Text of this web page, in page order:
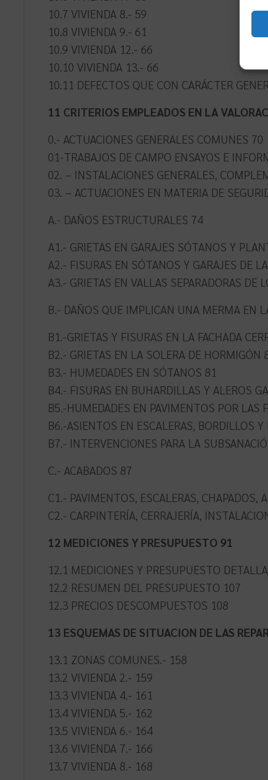
10.7 VIVIENDA 8.- 59
10.8 VIVIENDA 9.- 61
10.9 VIVIENDA 12.- 66
10.10 VIVIENDA 13.- 66
10.11 DEFECTOS QUE CON CARÁCTER
11 CRITERIOS EMPLEADOS EN LA
0.- ACTUACIONES GENERALES COMUNES 70
01-TRABAJOS DE CAMPO ENSAYOS E
02. – INSTALACIONES GENERALES,
03. – ACTUACIONES EN MATERIA DE
A.- DAÑOS ESTRUCTURALES 74
A1.- GRIETAS EN GARAJES SÓTANOS Y
A2.- FISURAS EN SÓTANOS Y GARAJES DE
A3.- GRIETAS EN VALLAS SEPARADORAS
B.- DAÑOS QUE IMPLICAN UNA MERMA EN
B1.-GRIETAS Y FISURAS EN LA FACHADA
B2.- GRIETAS EN LA SOLERA DE HORMIGÓN
B3.- HUMEDADES EN SÓTANOS 81
B4.- FISURAS EN BUHARDILLAS Y ALEROS
B5.-HUMEDADES EN PAVIMENTOS POR LAS
B6.-ASIENTOS EN ESCALERAS, BORDILLOS
B7.- INTERVENCIONES PARA LA
C.- ACABADOS 87
C1.- PAVIMENTOS, ESCALERAS, CHAPADOS,
C2.- CARPINTERÍA, CERRAJERÍA,
12 MEDICIONES Y PRESUPUESTO 91
12.1 MEDICIONES Y PRESUPUESTO
12.2 RESUMEN DEL PRESUPUESTO 107
12.3 PRECIOS DESCOMPUESTOS 108
13 ESQUEMAS DE SITUACION DE LAS
13.1 ZONAS COMUNES.- 158
13.2 VIVIENDA 2.- 159
13.3 VIVIENDA 4.- 161
13.4 VIVIENDA 5.- 162
13.5 VIVIENDA 6.- 164
13.6 VIVIENDA 7.- 166
13.7 VIVIENDA 8.- 168